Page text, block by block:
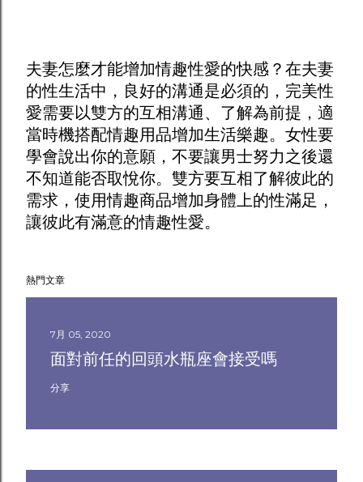
夫妻怎麼才能增加情趣性愛的快感？在夫妻
的性生活中，良好的溝通是必須的，完美性
愛需要以雙方的互相溝通、了解為前提，適
當時機搭配情趣用品增加生活樂趣。女性要
學會說出你的意願，不要讓男士努力之後還
不知道能否取悅你。雙方要互相了解彼此的
需求，使用情趣商品增加身體上的性滿足，
讓彼此有滿意的情趣性愛。
熱門文章
7月 05, 2020
面對前任的回頭水瓶座會接受嗎
分享